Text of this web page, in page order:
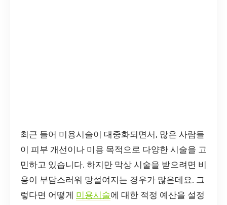
최근 들어 미용시술이 대중화되면서, 많은 사람들
이 피부 개선이나 미용 목적으로 다양한 시술을 고
민하고 있습니다. 하지만 막상 시술을 받으려면 비
용이 부담스러워 망설여지는 경우가 많은데요. 그
렇다면 어떻게 미용시술에 대한 적정 예산을 설정